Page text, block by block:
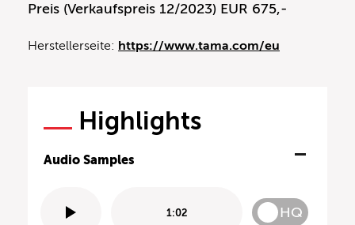
Preis (Verkaufspreis 12/2023) EUR 675,-
Herstellerseite: https://www.tama.com/eu
Highlights
Audio Samples
1:02 HQ